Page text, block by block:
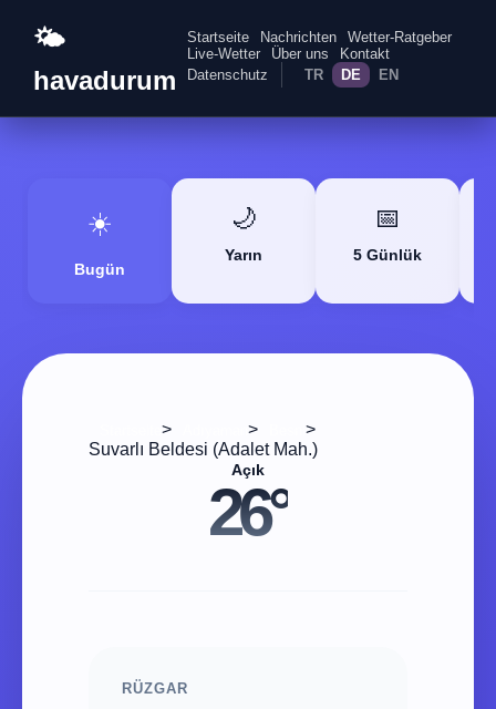
🌤️
havadurum
Startseite Nachrichten
Wetter-Ratgeber
Live-Wetter
Über uns
Kontakt
Datenschutz
TR DE EN
☀️
Bugün
🌙
Yarın
📅
5 Günlük
> >
>
Suvarlı Beldesi (Adalet Mah.)
Açık
26°
RÜZGAR